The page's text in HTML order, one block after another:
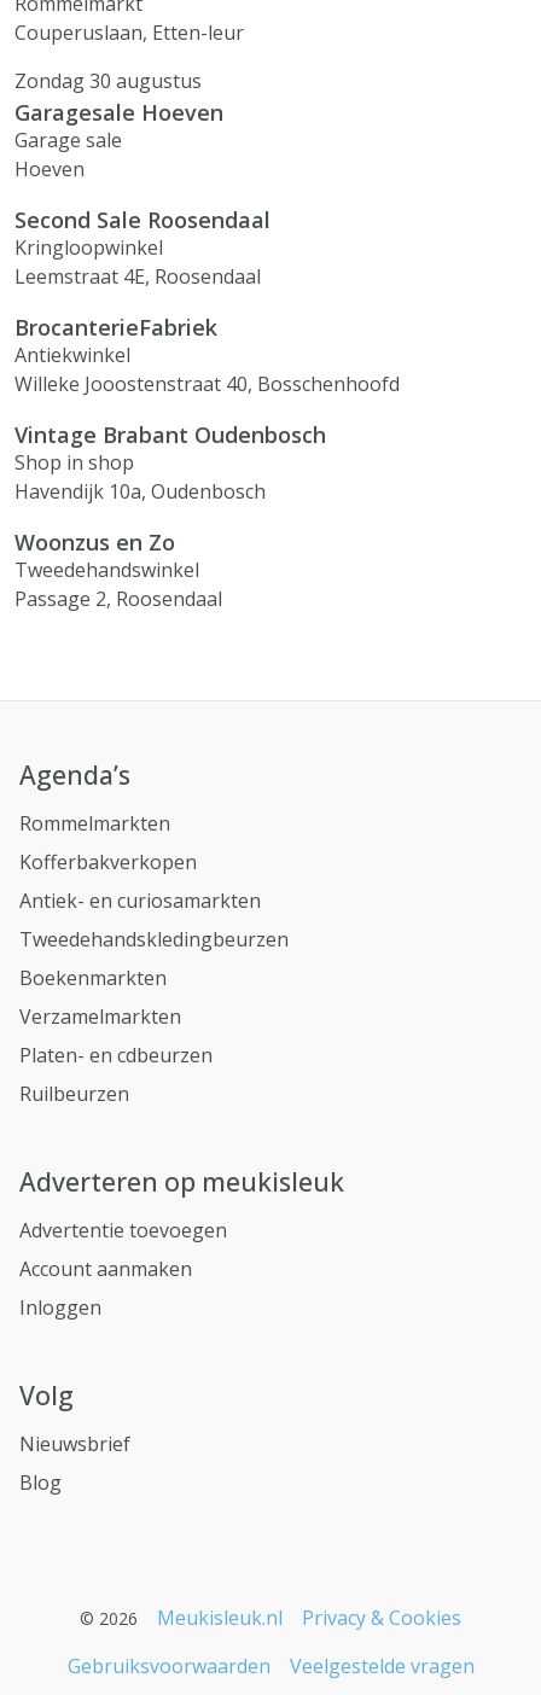
Couperuslaan, Etten-leur
Zondag 30 augustus
Garagesale Hoeven
Garage sale
Hoeven
Second Sale Roosendaal
Kringloopwinkel
Leemstraat 4E, Roosendaal
BrocanterieFabriek
Antiekwinkel
Willeke Jooostenstraat 40, Bosschenhoofd
Vintage Brabant Oudenbosch
Shop in shop
Havendijk 10a, Oudenbosch
Woonzus en Zo
Tweedehandswinkel
Passage 2, Roosendaal
Agenda’s
Rommelmarkten
Kofferbakverkopen
Antiek- en curiosamarkten
Tweedehandskledingbeurzen
Boekenmarkten
Verzamelmarkten
Platen- en cdbeurzen
Ruilbeurzen
Adverteren op meukisleuk
Advertentie toevoegen
Account aanmaken
Inloggen
Volg
Nieuwsbrief
Blog
© 2026 Meukisleuk.nl
Privacy & Cookies
Gebruiksvoorwaarden
Veelgestelde vragen